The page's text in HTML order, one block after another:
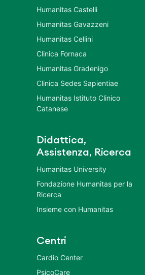
Humanitas Castelli
Humanitas Gavazzeni
Humanitas Cellini
Clinica Fornaca
Humanitas Gradenigo
Clinica Sedes Sapientiae
Humanitas Istituto Clinico
Catanese
Didattica,
Assistenza, Ricerca
Humanitas University
Fondazione Humanitas per la
Ricerca
Insieme con Humanitas
Centri
Cardio Center
PsicoCare